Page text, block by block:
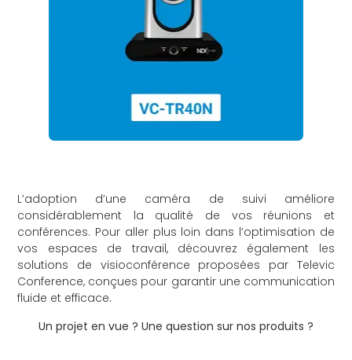
L’adoption d’une caméra de suivi améliore
considérablement la qualité de vos réunions et
conférences. Pour aller plus loin dans l’optimisation de
vos espaces de travail, découvrez également les
solutions de visioconférence proposées par Televic
Conference, conçues pour garantir une communication
fluide et efficace.
Un projet en vue ? Une question sur nos produits ?